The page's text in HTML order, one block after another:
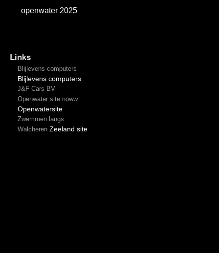
openwater 2025
Links
Blijlevens computers
Blijlevens computers
J&F Cars BV
Openwater site noww
Openwatersite
Zwemmen langs
WalcherenZeeland site